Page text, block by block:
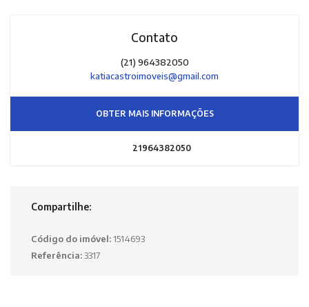
Contato
(21) 964382050
katiacastroimoveis@gmail.com
OBTER MAIS INFORMAÇÕES
21964382050
Compartilhe:
Código do imóvel:1514693
Referência:3317